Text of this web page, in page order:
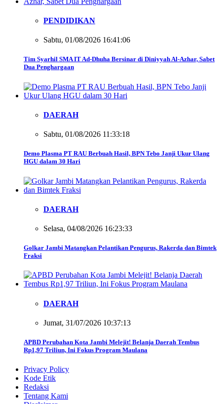
PENDIDIKAN
Sabtu, 01/08/2026 16:41:06
Tim Syarhil SMA IT Ad-Dhuha Bersinar di Diniyyah Al-Azhar, Sabet
Dua Penghargaan
DAERAH
Sabtu, 01/08/2026 11:33:18
Demo Plasma PT RAU Berbuah Hasil, BPN Tebo Janji Ukur Ulang
HGU dalam 30 Hari
DAERAH
Selasa, 04/08/2026 16:23:33
Golkar Jambi Matangkan Pelantikan Pengurus, Rakerda dan Bimtek
Fraksi
DAERAH
Jumat, 31/07/2026 10:37:13
APBD Perubahan Kota Jambi Melejit! Belanja Daerah Tembus
Rp1,97 Triliun, Ini Fokus Program Maulana
Privacy Policy
Kode Etik
Redaksi
Tentang Kami